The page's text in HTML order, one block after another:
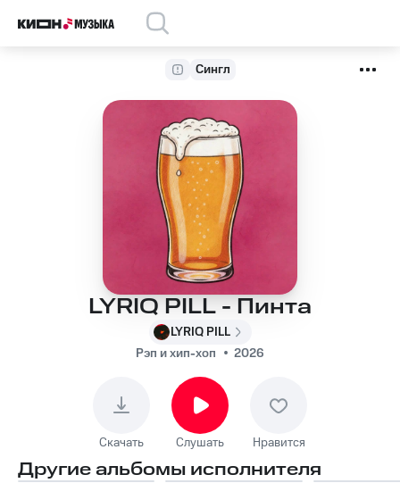
Сингл
LYRIQ PILL - Пинта
LYRIQ PILL
Рэп и хип-хоп
2026
Скачать Слушать Нравится
Другие альбомы исполнителя